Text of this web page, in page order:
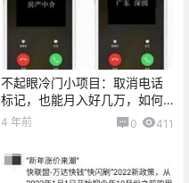
不起眼冷门小项目：取消电话
标记，也能月入好几万，如何
操作？
4 年前 0 411